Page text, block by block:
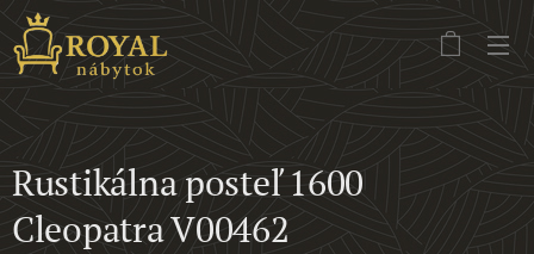
Rustikálna posteľ 1600
Cleopatra V00462